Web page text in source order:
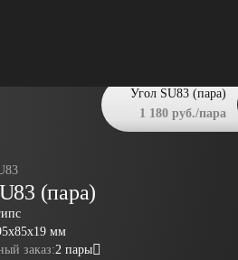
(пара)
мм
заказ:2 пары
Угол SU83 (пара)
1 180 руб./пара